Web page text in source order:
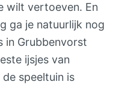
wilt vertoeven. En
ga je natuurlijk nog
in Grubbenvorst
ijsjes van
speeltuin is